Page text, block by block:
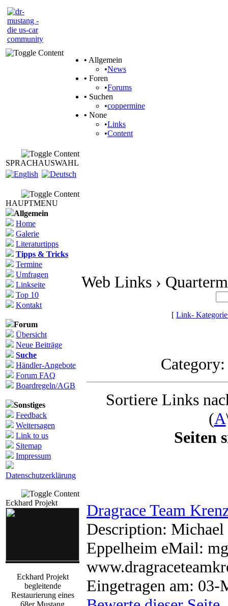
• Allgemein
•News
• Foren
•Forums
• Suchen
•coppermine
• None
•Links
•Content
SPRACHAUSWAHL
HAUPTMENU
Allgemein
Home
Galerie
Literaturtipps
Tipps & Tricks
Termine
Umfragen
Linkseite
Top 10
Kontakt
Forum
Übersicht
Neue Beiträge
Suche
Händler-Angebote
Forum FAQ
Boardregeln/AGB
Sonstiges
Feedback
Weitersagen
Link to us
Sitemap
Impressum
Datenschutzerklärung
Eckhard Projekt
Eckhard Projekt
begleitende
Restaurierung eines
68er Mustang
Web Links ›
[ Link-
Sortiere Links
(A
Seiten
Dragrace Team
Description: Michael
Eppelheim eMail:
Eingetragen am: